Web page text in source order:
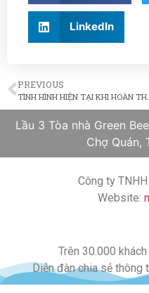
LinkedIn
PREVIOUS
Lầu 3 Tòa nhà Green
Chợ Quán,
Công ty
Website:
Trên 30.000
Diễn đàn chia sẻ thông